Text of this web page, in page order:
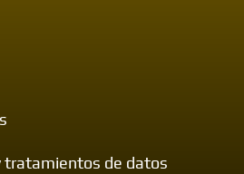
tratamientos de datos